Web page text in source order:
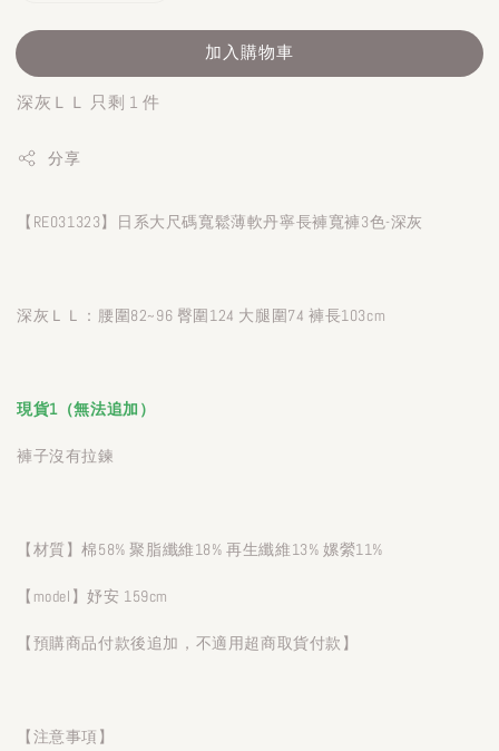
加入購物車
深灰ＬＬ 只剩 1 件
分享
【RE031323】日系大尺碼寬鬆薄軟丹寧長褲寬褲3色-深灰
深灰ＬＬ：腰圍82~96 臀圍124 大腿圍74 褲長103cm
現貨1（無法追加）
褲子沒有拉鍊
【材質】棉58% 聚脂纖維18% 再生纖維13% 嫘縈11%
【model】妤安 159cm
【預購商品付款後追加，不適用超商取貨付款】
【注意事項】